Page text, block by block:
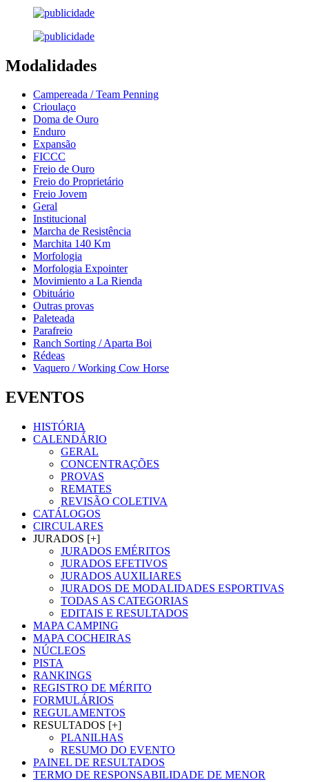
Modalidades
Campereada / Team Penning
Crioulaço
Doma de Ouro
Enduro
Expansão
FICCC
Freio de Ouro
Freio do Proprietário
Freio Jovem
Geral
Institucional
Marcha de Resistência
Marchita 140 Km
Morfologia
Morfologia Expointer
Movimiento a La Rienda
Obituário
Outras provas
Paleteada
Parafreio
Ranch Sorting / Aparta Boi
Rédeas
Vaquero / Working Cow Horse
EVENTOS
HISTÓRIA
CALENDÁRIO
GERAL
CONCENTRAÇÕES
PROVAS
REMATES
REVISÃO COLETIVA
CATÁLOGOS
CIRCULARES
JURADOS [+]
JURADOS EMÉRITOS
JURADOS EFETIVOS
JURADOS AUXILIARES
JURADOS DE MODALIDADES ESPORTIVAS
TODAS AS CATEGORIAS
EDITAIS E RESULTADOS
MAPA CAMPING
MAPA COCHEIRAS
NÚCLEOS
PISTA
RANKINGS
REGISTRO DE MÉRITO
FORMULÁRIOS
REGULAMENTOS
RESULTADOS [+]
PLANILHAS
RESUMO DO EVENTO
PAINEL DE RESULTADOS
TERMO DE RESPONSABILIDADE DE MENOR